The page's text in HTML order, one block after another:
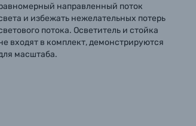
направленный поток
и избежать нежелательных потерь
потока. Осветитель и стойка
входят в комплект, демонстрируются
масштаба.